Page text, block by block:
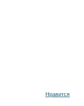
Нравится